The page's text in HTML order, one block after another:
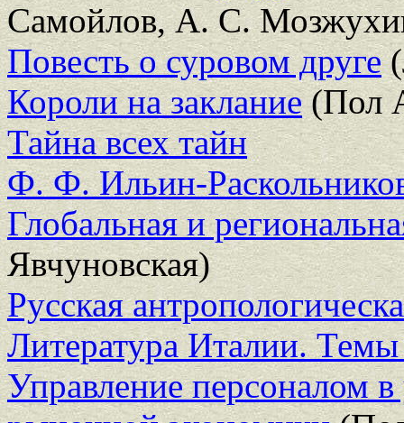
Самойлов, А. С.
Повесть о суровом друге
Короли на заклание(Пол
Тайна всех тайн
Ф. Ф. Ильин-
Глобальная и
Явчуновская)
Русская
Литература Италии.
Управление персоналом